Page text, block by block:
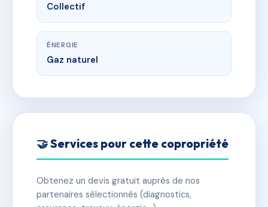
Collectif
ÉNERGIE
Gaz naturel
🤝 Services pour cette copropriété
Obtenez un devis gratuit auprès de nos
partenaires sélectionnés (diagnostics,